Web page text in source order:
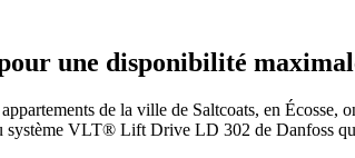
une disponibilité
de la ville de Saltcoats, en
VLT® Lift Drive LD 302 de Danfoss